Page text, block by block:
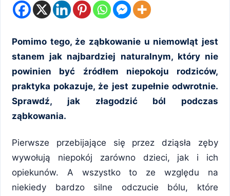
Pomimo tego, że ząbkowanie u niemowląt jest
stanem jak najbardziej naturalnym, który nie
powinien być źródłem niepokoju rodziców,
praktyka pokazuje, że jest zupełnie odwrotnie.
Sprawdź, jak złagodzić ból podczas
ząbkowania.
Pierwsze przebijające się przez dziąsła zęby
wywołują niepokój zarówno dzieci, jak i ich
opiekunów. A wszystko to ze względu na
niekiedy bardzo silne odczucie bólu, które